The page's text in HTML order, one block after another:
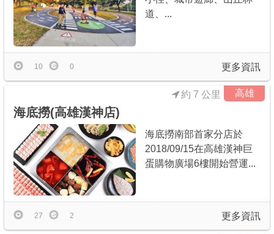
道、...
更多資訊
10 0
高雄
海底撈(高雄漢神店)
約 7 公里
海底撈南部首家分店於
2018/09/15在高雄漢神巨
蛋購物廣場6樓開始營運...
更多資訊
27 2